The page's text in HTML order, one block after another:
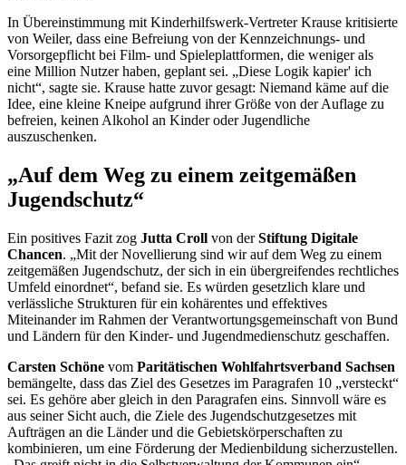
In Übereinstimmung mit Kinderhilfswerk-Vertreter Krause kritisierte
von Weiler, dass eine Befreiung von der Kennzeichnungs- und
Vorsorgepflicht bei Film- und Spieleplattformen, die weniger als
eine Million Nutzer haben, geplant sei. „Diese Logik kapier' ich
nicht“, sagte sie. Krause hatte zuvor gesagt: Niemand käme auf die
Idee, eine kleine Kneipe aufgrund ihrer Größe von der Auflage zu
befreien, keinen Alkohol an Kinder oder Jugendliche
auszuschenken.
„Auf dem Weg zu einem zeitgemäßen
Jugendschutz“
Ein positives Fazit zog Jutta Croll von derStiftung Digitale
Chancen. „Mit der Novellierung sind wir auf dem Weg zu einem
zeitgemäßen Jugendschutz, der sich in ein übergreifendes rechtliches
Umfeld einordnet“, befand sie. Es würden gesetzlich klare und
verlässliche Strukturen für ein kohärentes und effektives
Miteinander im Rahmen der Verantwortungsgemeinschaft von Bund
und Ländern für den Kinder- und Jugendmedienschutz geschaffen.
Carsten Schöne vom Paritätischen Wohlfahrtsverband Sachsen
bemängelte, dass das Ziel des Gesetzes im Paragrafen 10 „versteckt“
sei. Es gehöre aber gleich in den Paragrafen eins. Sinnvoll wäre es
aus seiner Sicht auch, die Ziele des Jugendschutzgesetzes mit
Aufträgen an die Länder und die Gebietskörperschaften zu
kombinieren, um eine Förderung der Medienbildung sicherzustellen.